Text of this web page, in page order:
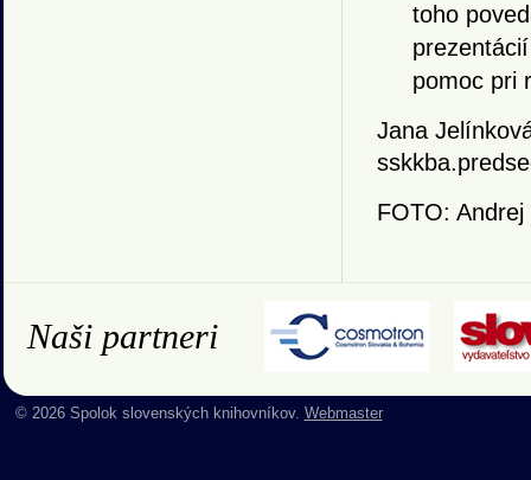
toho
pomoc pri
Jana
FOTO: Andrej
Naši partneri
© 2026 Spolok slovenských knihovníkov. Webmaster